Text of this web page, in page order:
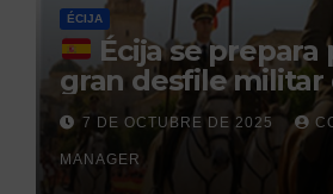
ÉCIJA
Écija se prepara
gran desfile militar
la Hispanidad
el Centro Militar de
Caballar
7 DE OCTUBRE DE 2025
MANAGER